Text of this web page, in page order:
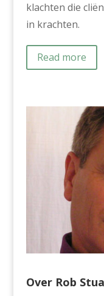
klachten die
in krachten.
Read more
Over Rob